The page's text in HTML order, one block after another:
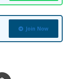
Join Now